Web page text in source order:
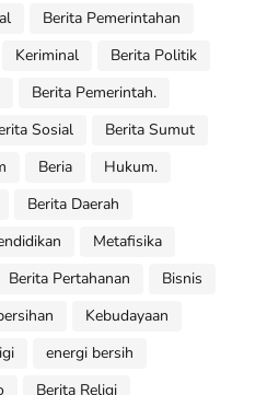
Berita Pemerintahan
Keriminal
Berita Politik
Berita Pemerintah.
Sosial
Berita Sumut
Beria
Hukum.
Berita Daerah
Metafisika
Berita Pertahanan
Bisnis
Kebudayaan
energi bersih
Berita Religi